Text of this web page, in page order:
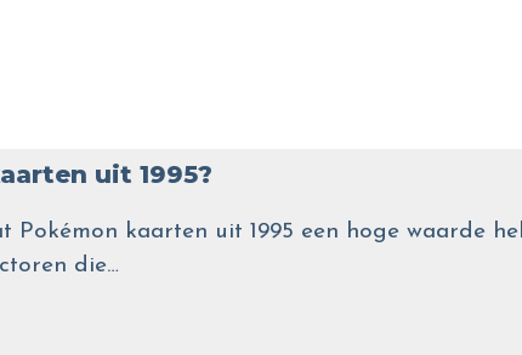
uit 1995?
kaarten uit 1995 een hoge waarde
die…